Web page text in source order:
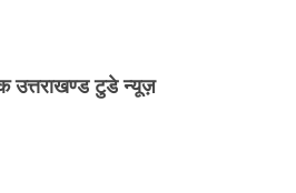
उत्तराखण्ड टुडे न्यूज़